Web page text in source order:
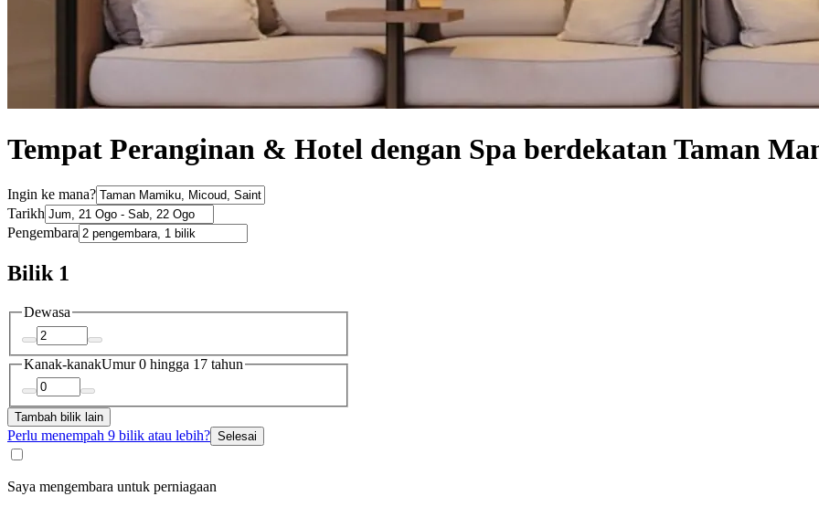
Tempat Peranginan & Hotel dengan Spa berdekatan Taman
Ingin ke mana?
Tarikh
Pengembara
Bilik 1
Dewasa
Kanak-kanakUmur 0 hingga 17 tahun
Tambah bilik lain
Perlu menempah 9 bilik atau lebih? Selesai
Saya mengembara untuk perniagaan